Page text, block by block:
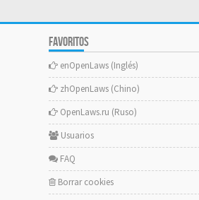
FAVORITOS
enOpenLaws (Inglés)
zhOpenLaws (Chino)
OpenLaws.ru (Ruso)
Usuarios
FAQ
Borrar cookies